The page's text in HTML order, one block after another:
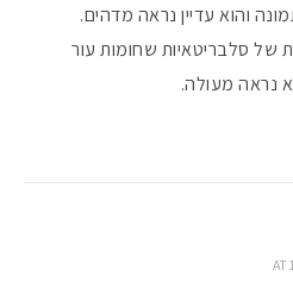
והוא עדיין נראה מדהים.
של סלבריטאיות שחומות עור
נראה מעולה.